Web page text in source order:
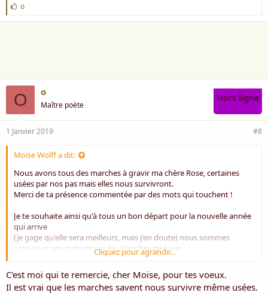
J
'
a
o
O o
Maître poète
Hors ligne
1 Janvier 2019 #8
Moïse Wolff a dit:
Nous avons tous des marches à gravir ma chère Rose, certaines
usées par nos pas mais elles nous survivront.
Merci de ta présence commentée par des mots qui touchent !
Je te souhaite ainsi qu'à tous un bon départ pour la nouvelle année
qui arrive
(je gage qu'elle sera meilleurs, mais j'en doute) nous sommes
acteurs et spectateurs sur les planches de la vie.
Moïse
Cliquez pour agrandir...
C'est moi qui te remercie, cher Moïse, pour tes voeux.
Il est vrai que les marches savent nous survivre même usées.